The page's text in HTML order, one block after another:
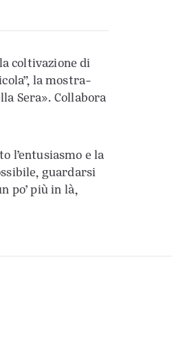
coltivazione di
la mostra-
Sera». Collabora
l’entusiasmo e la
guardarsi
po’ più in là,